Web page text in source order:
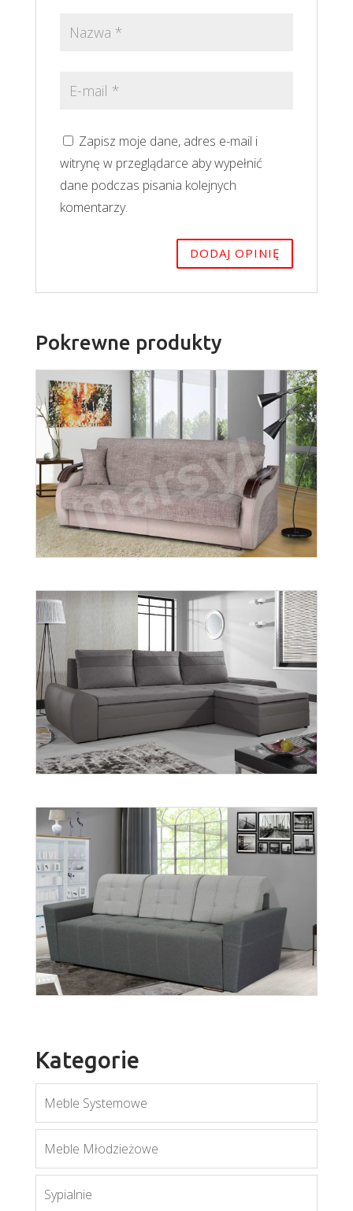
Zapisz moje dane, adres e-mail i
witrynę w przeglądarce aby wypełnić
dane podczas pisania kolejnych
komentarzy.
Pokrewne produkty
wer. Fibi
Więcej
Fan
Więcej
Kategorie
Meble Systemowe
Meble Młodzieżowe
Sypialnie